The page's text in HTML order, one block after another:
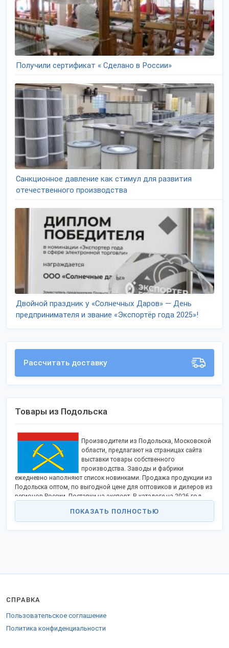
Получили сертификат « Сделано в России»
Санкционное давление как стимул для развития
отечественного производства
Двойной праздник у «Солнечных Даров» — День
предпринимателя и звание «Экспортёр года 2025»!
Рассчитать доставку
Товары из Подольска
Производители из Подольска, Московской
области, предлагают на страницах сайта
выставки товары собственного
производства. Заводы и фабрики
ежедневно наполняют список новинками. Продажа продукции из
Подольска оптом, по выгодной цене для оптовиков и дилеров из
регионов России. Поставки на экспорт. В каталоге на 2026 год
Производство в городе издавна налажено в отраслях энерго- и
резинка, шоколадные конфеты, леденцовая карамель и прочие
Компании-поставщики отправляют в регионы подольский паркет,
кухонные гарнитуры и мебель, матрасы, пряжу, упаковочное
ПОКАЗАТЬ ПОЛНОСТЬЮ
СПРАВКА
Пользовательское соглашение
Политика конфиденциальности